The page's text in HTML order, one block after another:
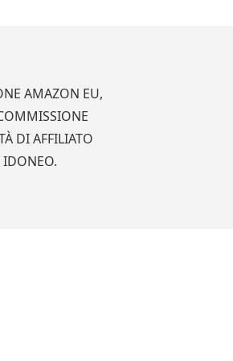
AMAZON EU,
DI AFFILIATO
IDONEO.